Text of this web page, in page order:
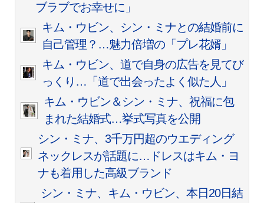
ブラブでお幸せに」
キム・ウビン、シン・ミナとの結婚前に
自己管理？…魅力倍増の「プレ花婿」
キム・ウビン、道で自身の広告を見てび
っくり…「道で出会ったよく似た人」
キム・ウビン＆シン・ミナ、祝福に包
まれた結婚式…挙式写真を公開
シン・ミナ、3千万円超のウエディング
ネックレスが話題に…ドレスはキム・ヨ
ナも着用した高級ブランド
シン・ミナ、キム・ウビン、本日20日結